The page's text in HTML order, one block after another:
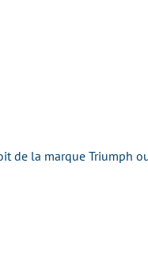
de la marque Triumph